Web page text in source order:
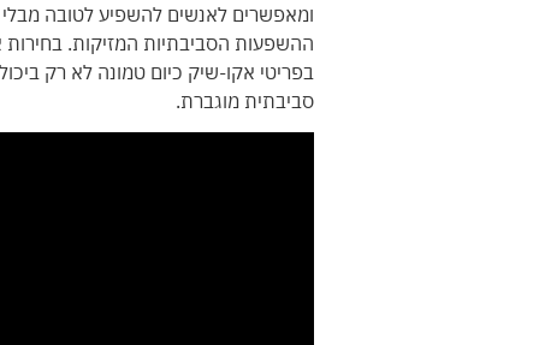
ומאפשרים לאנשים להשפיע לטובה
ההשפעות הסביבתיות המזיקות. בחירות
בפריטי אקו-שיק כיום טמונה לא רק
סביבתית מוגברת.